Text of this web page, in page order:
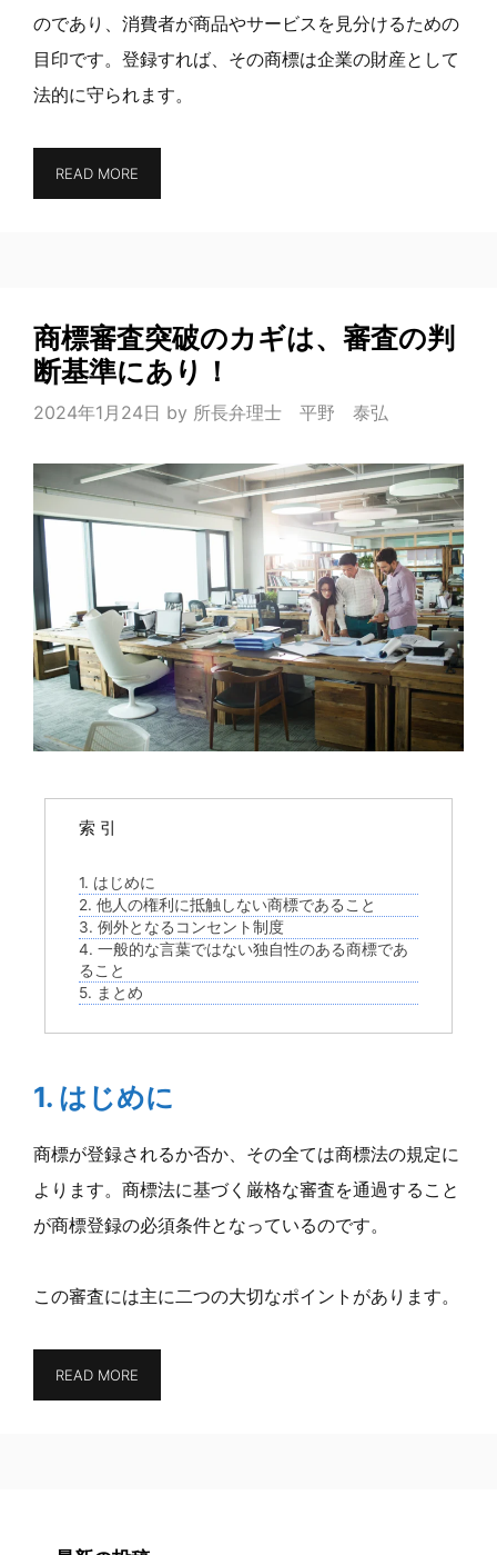
のであり、消費者が商品やサービスを見分けるための
目印です。登録すれば、その商標は企業の財産として
法的に守られます。
READ MORE
商標審査突破のカギは、審査の判
断基準にあり！
2024年1月24日 by 所長弁理士 平野 泰弘
索 引
1. はじめに
2. 他人の権利に抵触しない商標であること
3. 例外となるコンセント制度
4. 一般的な言葉ではない独自性のある商標であ
ること
5. まとめ
1. はじめに
商標が登録されるか否か、その全ては商標法の規定に
よります。商標法に基づく厳格な審査を通過すること
が商標登録の必須条件となっているのです。
この審査には主に二つの大切なポイントがあります。
READ MORE